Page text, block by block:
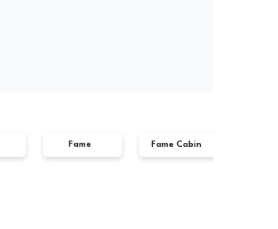
Fame Fame Cabin